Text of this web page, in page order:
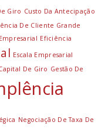
Giro Custo Da Antecipação
De Cliente Grande
Eficiência
Escala Empresarial
De Giro Gestão De
Negociação De Taxa De